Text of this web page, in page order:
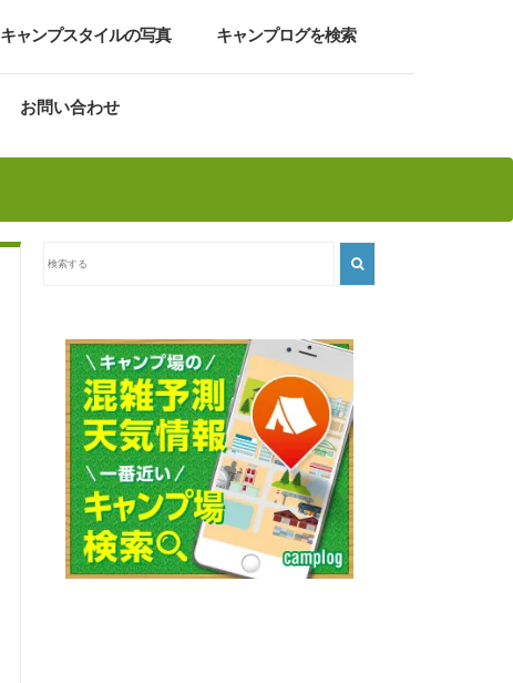
キャンプスタイルの写真 キャンプログを検索
お問い合わせ